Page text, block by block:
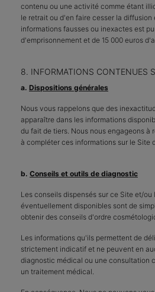
contenu ou une activité comme étant
le retrait ou d'en faire cesser la diffusion
informations fausses ou inexactes est
d'emprisonnement et de 15 000 euros
8. INFORMATIONS CONTENUES
a. Dispositions générales
Nous vous rappelons que des
apparaître dans les informations
du fait de tiers. Nous nous engageons à
à compléter ces informations sur le Site
b. Conseils et outils de diagnostic
Les conseils dispensés sur ce Site et/
éventuellement disponibles sont de
obtenir des conseils d'ordre
Les informations qu'ils permettent de
strictement indicatif et ne peuvent en
diagnostic médical ou une consultation
un traitement médical.